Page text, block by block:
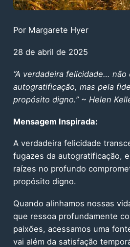
Por Margarete Hyer
28 de abril de 2025
“A verdadeira felicidade… não
autogratificação, mas pela
propósito digno.” ~ Helen
Mensagem Inspirada:
A verdadeira felicidade
fugazes da autogratificação,
raízes no profundo
propósito digno.
Quando alinhamos nossas
que ressoa profundamente
paixões, acessamos uma
vai além da satisfação